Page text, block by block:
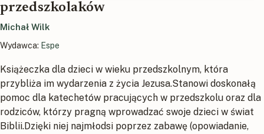
przedszkolaków
Michał Wilk
Wydawca: Espe
Książeczka dla dzieci w wieku przedszkolnym, która
przybliża im wydarzenia z życia Jezusa.Stanowi doskonałą
pomoc dla katechetów pracujących w przedszkolu oraz dla
rodziców, którzy pragną wprowadzać swoje dzieci w świat
Biblii.Dzięki niej najmłodsi poprzez zabawę (opowiadanie,